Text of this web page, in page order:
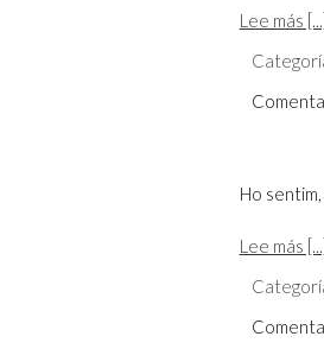
Lee más
Ho
Lee más